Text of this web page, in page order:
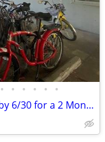
• • • • • •
1 bedroom 1 bathrooms, Move in by 6/30 for a 2 Months Base rent credit